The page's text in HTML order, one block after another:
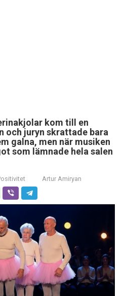
kom till en
och juryn skrattade bara
galna, men när musiken
som lämnade hela salen
Artur Amiryan